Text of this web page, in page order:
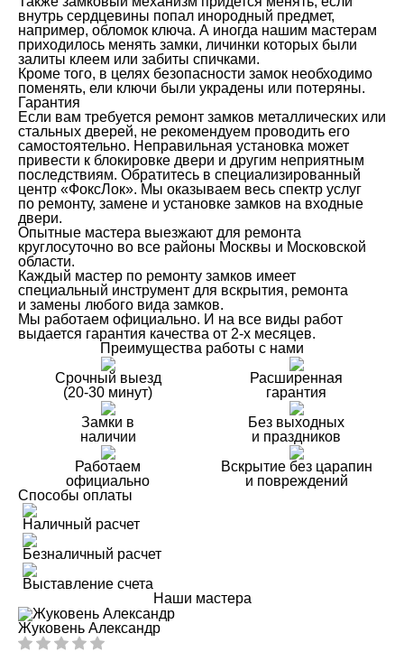
внутрь сердцевины попал инородный предмет,
например, обломок ключа. А иногда нашим мастерам
приходилось менять замки, личинки которых были
залиты клеем или забиты спичками.
Кроме того, в целях безопасности замок необходимо
поменять, ели ключи были украдены или потеряны.
Гарантия
Если вам требуется ремонт замков металлических или
стальных дверей, не рекомендуем проводить его
самостоятельно. Неправильная установка может
привести к блокировке двери и другим неприятным
последствиям. Обратитесь в специализированный
центр «ФоксЛок». Мы оказываем весь спектр услуг
по ремонту, замене и установке замков на входные
двери.
Опытные мастера выезжают для ремонта
круглосуточно во все районы Москвы и Московской
области.
Каждый мастер по ремонту замков имеет
специальный инструмент для вскрытия, ремонта
и замены любого вида замков.
Мы работаем официально. И на все виды работ
выдается гарантия качества от 2-х месяцев.
Преимущества работы с нами
Срочный выезд
(20-30 минут)
Расширенная
гарантия
Замки в
наличии
Без выходных
и праздников
Работаем
официально
Вскрытие без царапин
и повреждений
Способы оплаты
Наличный расчет
Безналичный расчет
Выставление счета
Наши мастера
Жуковень Александр